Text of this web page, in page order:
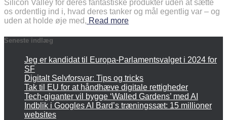
Silicon Valley for deres fantastiske produkter uden at sætte
os ordentlig ind i, hvad deres tanker og mål egentlig var – og
uden at holde øje med, Read more
Seneste indlæg
Jeg er kandidat til Europa-Parlamentsvalget i 2024 for
SF
Digitalt Selvforsvar: Tips og tricks
Tak til EU for at håndhæve digitale rettigheder
Tech-giganter vil bygge ‘Walled Gardens’ med AI
Indblik i Googles AI Bard’s træningssæt: 15 millioner
websites